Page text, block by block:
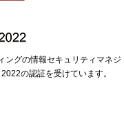
ングの情報セキュリティマネジ
の認証を受けています。